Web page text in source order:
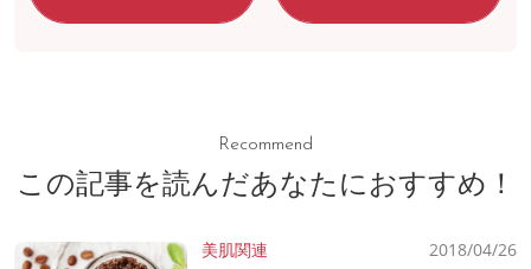
Recommend
この記事を読んだあなたにおすすめ！
美肌関連 2018/04/26